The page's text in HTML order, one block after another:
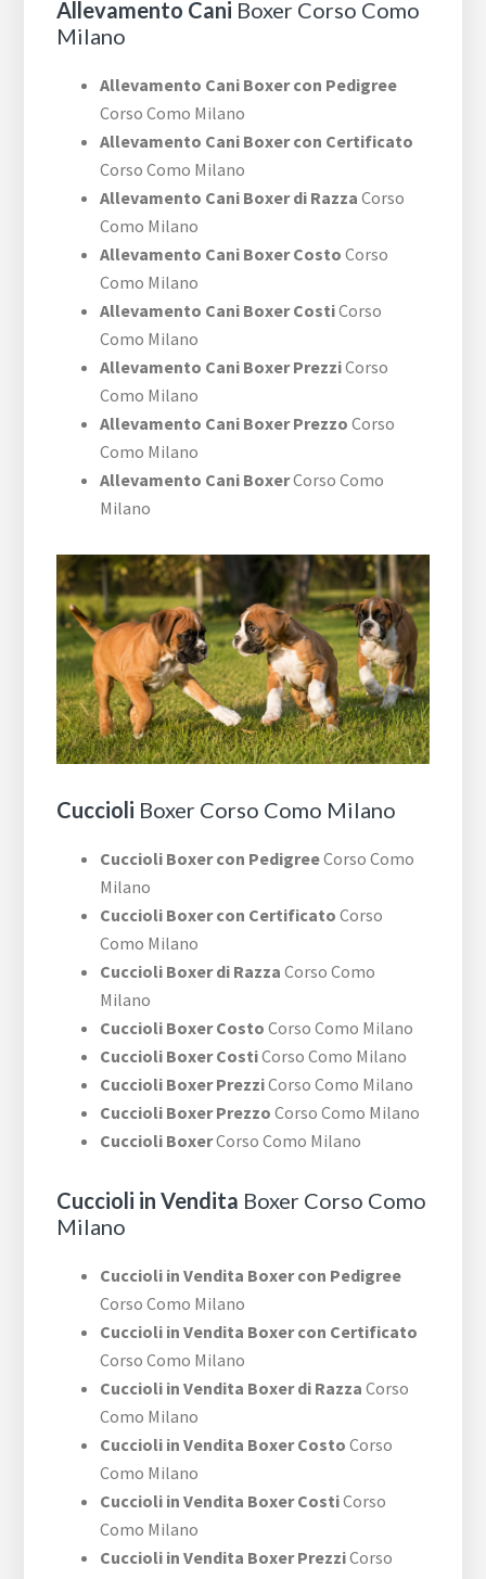
Allevamento Cani Boxer Corso Como
Milano
Allevamento Cani Boxer con Pedigree
Corso Como Milano
Allevamento Cani Boxer con Certificato
Corso Como Milano
Allevamento Cani Boxer di Razza Corso
Como Milano
Allevamento Cani Boxer Costo Corso
Como Milano
Allevamento Cani Boxer CostiCorso
Como Milano
Allevamento Cani Boxer PrezziCorso
Como Milano
Allevamento Cani Boxer Prezzo Corso
Como Milano
Allevamento Cani BoxerCorso Como
Milano
Cuccioli Boxer Corso Como Milano
Cuccioli Boxer con PedigreeCorso Como
Milano
Cuccioli Boxer con Certificato Corso
Como Milano
Cuccioli Boxer di Razza Corso Como
Milano
Cuccioli Boxer Costo Corso Como Milano
Cuccioli Boxer CostiCorso Como Milano
Cuccioli Boxer PrezziCorso Como Milano
Cuccioli Boxer Prezzo Corso Como Milano
Cuccioli BoxerCorso Como Milano
Cuccioli in Vendita Boxer Corso Como
Milano
Cuccioli in Vendita Boxer con Pedigree
Corso Como Milano
Cuccioli in Vendita Boxer con Certificato
Corso Como Milano
Cuccioli in Vendita Boxer di Razza Corso
Como Milano
Cuccioli in Vendita Boxer Costo Corso
Como Milano
Cuccioli in Vendita Boxer CostiCorso
Como Milano
Cuccioli in Vendita Boxer PrezziCorso